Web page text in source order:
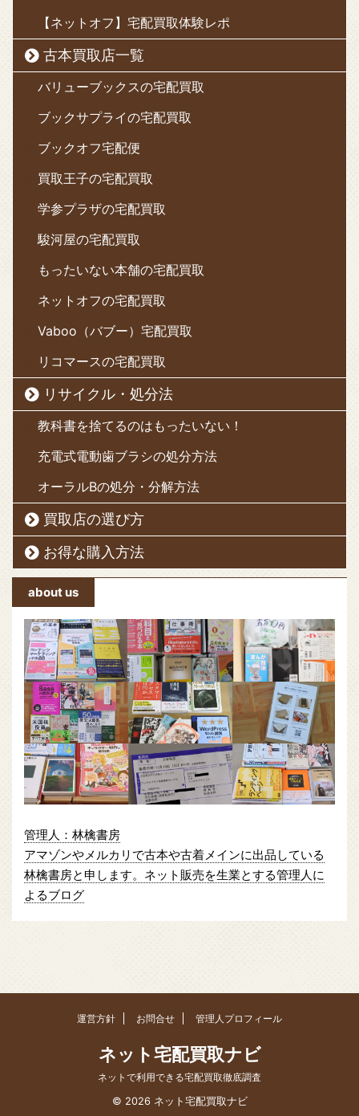
【ネットオフ】宅配買取体験レポ
古本買取店一覧
バリューブックスの宅配買取
ブックサプライの宅配買取
ブックオフ宅配便
買取王子の宅配買取
学参プラザの宅配買取
駿河屋の宅配買取
もったいない本舗の宅配買取
ネットオフの宅配買取
Vaboo（バブー）宅配買取
リコマースの宅配買取
リサイクル・処分法
教科書を捨てるのはもったいない！
充電式電動歯ブラシの処分方法
オーラルBの処分・分解方法
買取店の選び方
お得な購入方法
about us
管理人：林檎書房
アマゾンやメルカリで古本や古着メインに出品している
林檎書房と申します。ネット販売を生業とする管理人に
よるブログ
運営方針 お問合せ 管理人プロフィール
ネット宅配買取ナビ
ネットで利用できる宅配買取徹底調査
© 2026 ネット宅配買取ナビ